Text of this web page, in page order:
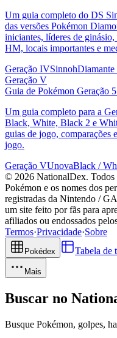
Um guia completo do DS
das versões Pokémon
iniciantes, líderes de
HM, locais importantes e
Geração IVSinnohDiamante
Geração V
Guia de Pokémon Geração
Um guia completo para a
Black, White, Black 2 e
guias de jogo, comparações
jogo.
Geração VUnovaBlack /
© 2026 NationalDex. Todos
Pokémon e os nomes dos
registradas da Nintendo /
um site feito por fãs para
afiliados ou endossados
Termos·Privacidade·Sobre
Pokédex Tabela de
Mais
Buscar no
Busque Pokémon, golpes,